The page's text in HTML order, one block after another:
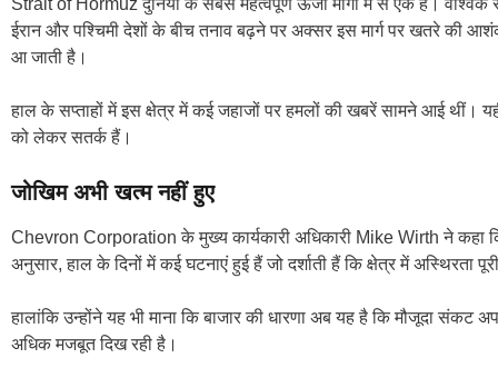
Strait of Hormuz दुनिया के सबसे महत्वपूर्ण ऊर्जा मार्गों में से एक है। वैश्विक
ईरान और पश्चिमी देशों के बीच तनाव बढ़ने पर अक्सर इस मार्ग पर खतरे की
आ जाती है।
हाल के सप्ताहों में इस क्षेत्र में कई जहाजों पर हमलों की खबरें सामने आई थीं।
को लेकर सतर्क हैं।
जोखिम अभी खत्म नहीं हुए
Chevron Corporation के मुख्य कार्यकारी अधिकारी Mike Wirth ने कहा
अनुसार, हाल के दिनों में कई घटनाएं हुई हैं जो दर्शाती हैं कि क्षेत्र में अस्थिरता
हालांकि उन्होंने यह भी माना कि बाजार की धारणा अब यह है कि मौजूदा
अधिक मजबूत दिख रही है।